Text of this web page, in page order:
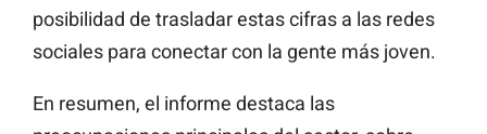
posibilidad de trasladar estas cifras a las redes
sociales para conectar con la gente más joven.
En resumen, el informe destaca las